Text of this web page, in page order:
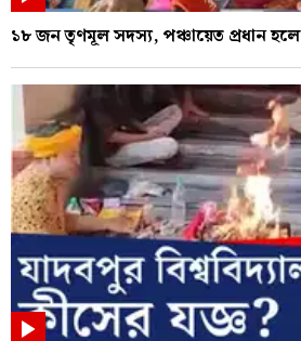
১৮ জন তৃণমূল সদস্য, পঞ্চায়েত প্রধান